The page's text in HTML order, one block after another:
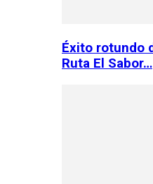
Éxito rotundo
Ruta El Sabor…